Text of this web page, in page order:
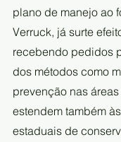
plano de manejo ao
Verruck, já surte
recebendo pedidos
dos métodos como
prevenção nas
estendem também
estaduais de